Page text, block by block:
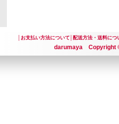
お支払い方法について│ 配送方法・送料につ
darumaya Copyright